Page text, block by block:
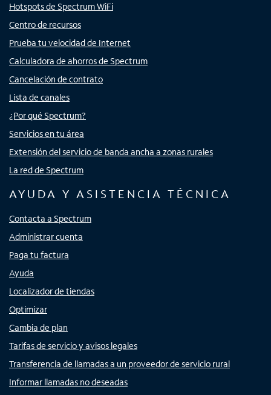
Hotspots de Spectrum WiFi
Centro de recursos
Prueba tu velocidad de Internet
Calculadora de ahorros de Spectrum
Cancelación de contrato
Lista de canales
¿Por qué Spectrum?
Servicios en tu área
Extensión del servicio de banda ancha a zonas rurales
La red de Spectrum
AYUDA Y ASISTENCIA TÉCNICA
Contacta a Spectrum
Administrar cuenta
Paga tu factura
Ayuda
Localizador de tiendas
Optimizar
Cambia de plan
Tarifas de servicio y avisos legales
Transferencia de llamadas a un proveedor de servicio rural
Informar llamadas no deseadas